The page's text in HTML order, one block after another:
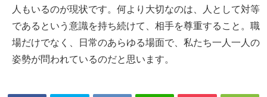
人もいるのが現状です。何より大切なのは、人として対等
であるという意識を持ち続けて、相手を尊重すること。職
場だけでなく、日常のあらゆる場面で、私たち一人一人の
姿勢が問われているのだと思います。